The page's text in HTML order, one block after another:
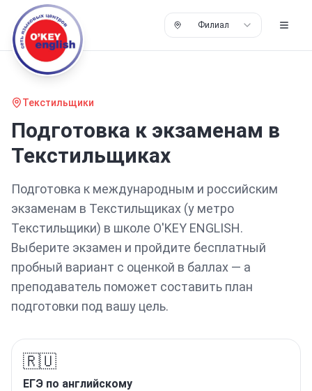
Филиал
Текстильщики
Подготовка к экзаменам в
Текстильщиках
Подготовка к международным и российским
экзаменам в Текстильщиках (у метро
Текстильщики) в школе O'KEY ENGLISH.
Выберите экзамен и пройдите бесплатный
пробный вариант с оценкой в баллах — а
преподаватель поможет составить план
подготовки под вашу цель.
🇷🇺
ЕГЭ по английскому